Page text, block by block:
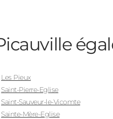
Les Pieux
Saint-Pierre-Eglise
Saint-Sauveur-le-Vicomte
Sainte-Mère-Eglise